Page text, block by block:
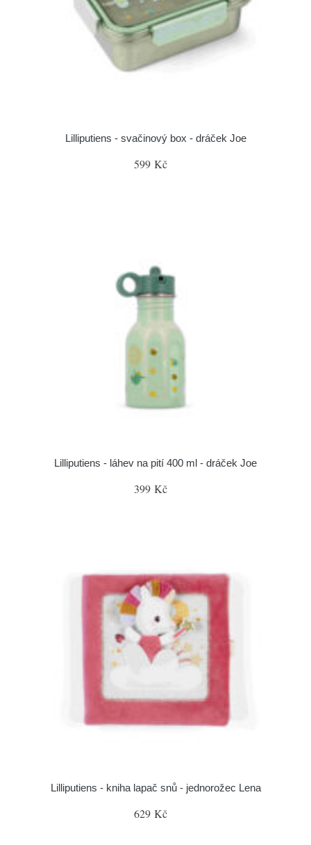
Lilliputiens - svačinový box - dráček Joe
599 Kč
Lilliputiens - láhev na pití 400 ml - dráček Joe
399 Kč
Lilliputiens - kniha lapač snů - jednorožec Lena
629 Kč